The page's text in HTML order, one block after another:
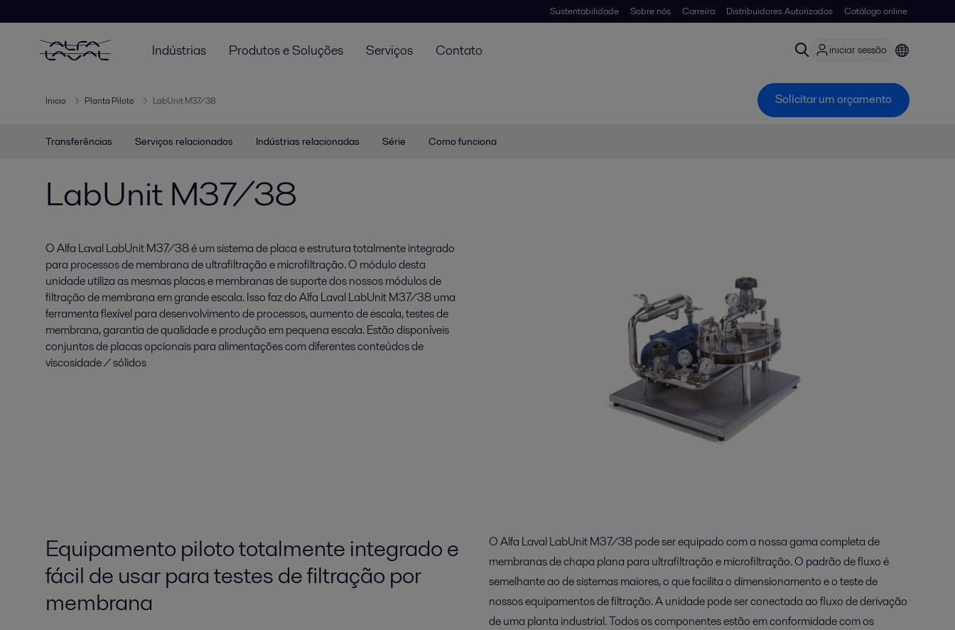
Sustentabilidade Sobre nós Carreira Distribuidores Autorizados Catálogo online
Indústrias Produtos e Soluções Serviços Contato iniciar sessão
Inicio Planta Piloto LabUnit M37/38 Solicitar um orçamento
Transferências Serviços relacionados Indústrias relacionadas Série Como funciona
LabUnit M37/38
O Alfa Laval LabUnit M37/38 é um sistema de placa e estrutura totalmente integrado
para processos de membrana de ultrafiltração e microfiltração. O módulo desta
unidade utiliza as mesmas placas e membranas de suporte dos nossos módulos de
filtração de membrana em grande escala. Isso faz do Alfa Laval LabUnit M37/38 uma
ferramenta flexível para desenvolvimento de processos, aumento de escala, testes de
membrana, garantia de qualidade e produção em pequena escala. Estão disponíveis
conjuntos de placas opcionais para alimentações com diferentes conteúdos de
viscosidade / sólidos
Equipamento piloto totalmente integrado e
fácil de usar para testes de filtração por
membrana
O Alfa Laval LabUnit M37/38 pode ser equipado com a nossa gama completa de
membranas de chapa plana para ultrafiltração e microfiltração. O padrão de fluxo é
semelhante ao de sistemas maiores, o que facilita o dimensionamento e o teste de
nossos equipamentos de filtração. A unidade pode ser conectada ao fluxo de derivação
de uma planta industrial. Todos os componentes estão em conformidade com os